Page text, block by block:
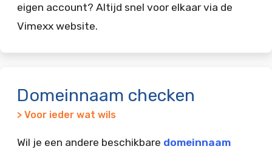
eigen account? Altijd snel voor elkaar via de
Vimexx website.
Domeinnaam checken
> Voor ieder wat wils
Wil je een andere beschikbare domeinnaam